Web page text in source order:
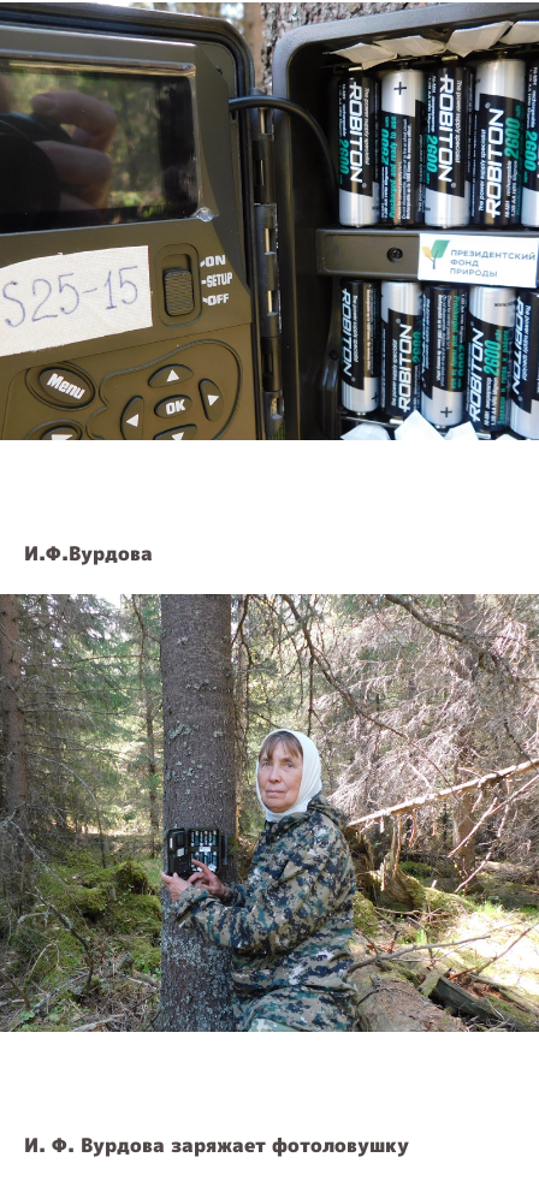
И.Ф.Вурдова
И. Ф. Вурдова заряжает фотоловушку